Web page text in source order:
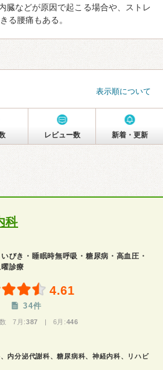
臓などが原因で起こる場合や、ストレ
る腰痛もある。
表示順について
レビュー数 新着・更新
科
びき・睡眠時無呼吸・糖尿病・高血圧・
診療
4.61
34件
数 7月:387 | 6月:446
内分泌代謝科、糖尿病科、神経内科、リハビ